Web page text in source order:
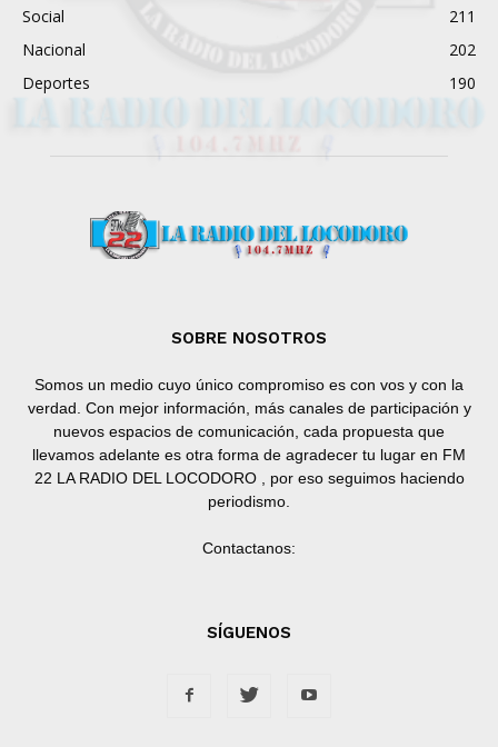
Social
211
Nacional
202
Deportes
190
SOBRE NOSOTROS
Somos un medio cuyo único compromiso es con vos y con la
verdad. Con mejor información, más canales de participación y
nuevos espacios de comunicación, cada propuesta que
llevamos adelante es otra forma de agradecer tu lugar en FM
22 LA RADIO DEL LOCODORO , por eso seguimos haciendo
periodismo.
Contactanos:
SÍGUENOS